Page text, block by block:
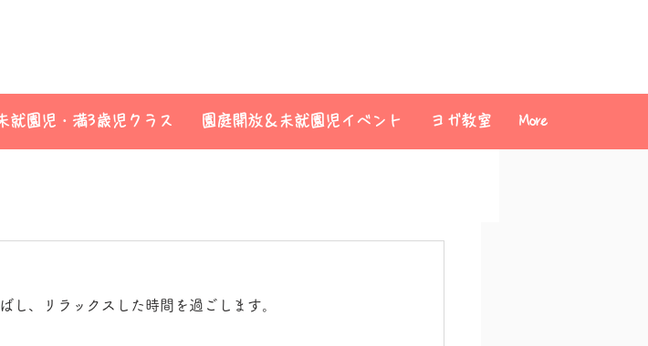
就園児・満3歳児クラス 園庭開放＆未就園児イベント ヨガ教室 More
し、リラックスした時間を過ごします。